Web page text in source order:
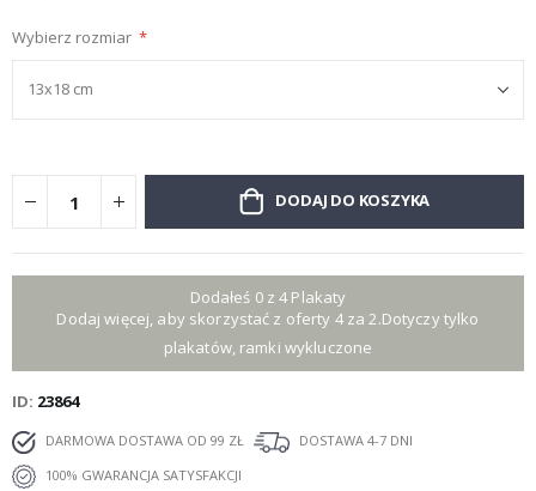
Wybierz rozmiar
DODAJ DO KOSZYKA
Dodałeś 0 z 4 Plakaty
Dodaj więcej, aby skorzystać z oferty 4 za 2.Dotyczy tylko
plakatów, ramki wykluczone
ID 23864
DARMOWA DOSTAWA OD 99 ZŁ
DOSTAWA 4-7 DNI
100% GWARANCJA SATYSFAKCJI